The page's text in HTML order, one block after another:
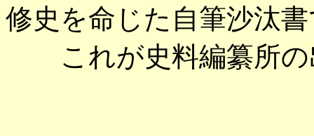
修史を命じた自筆沙汰
これが史料編纂所の